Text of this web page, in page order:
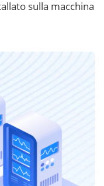
sulla macchina